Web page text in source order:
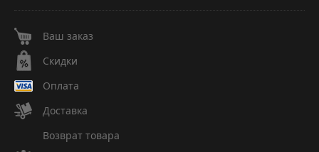
Ваш заказ
Скидки
Оплата
Доставка
Возврат товара